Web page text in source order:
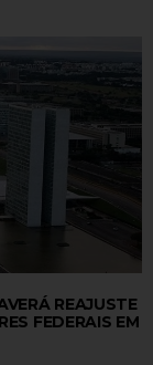
REAJUSTE
FEDERAIS EM